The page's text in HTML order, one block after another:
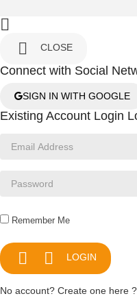


CLOSE
Connect with Social
SIGN IN WITH GOOGLE
Existing Account Login
Remember Me
  LOGIN
No account? Create one here ?